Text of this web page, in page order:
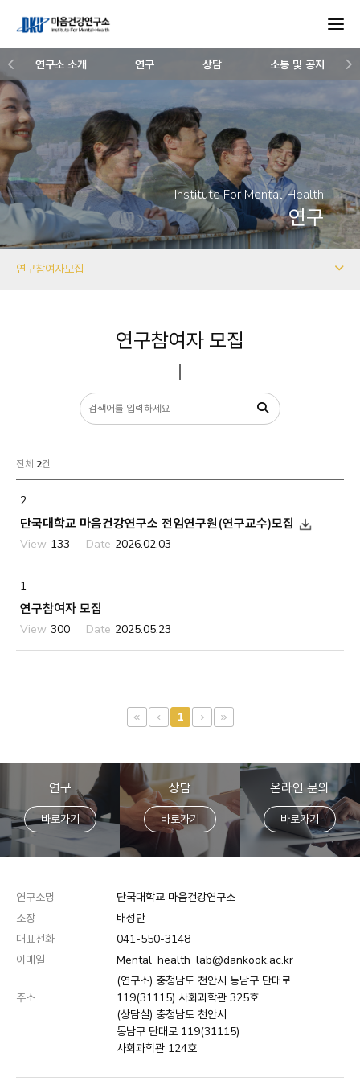
연구소 소개 연구 상담 소통 및 공지
Institute For Mental-Health
연구
연구참여자모집
연구참여자 모집
전체 2건
2
단국대학교 마음건강연구소 전임연구원(연구교수)모집
133 2026.02.03
1
연구참여자 모집
300 2025.05.23
1
연구
바로가기
상담
바로가기
온라인 문의
바로가기
연구소명
단국대학교 마음건강연구소
소장
배성만
대표전화
041-550-3148
이메일
Mental_health_lab@dankook.ac.kr
주소
(연구소) 충청남도 천안시 동남구 단대로
119(31115) 사회과학관 325호
(상담실) 충청남도 천안시
동남구 단대로 119(31115)
사회과학관 124호